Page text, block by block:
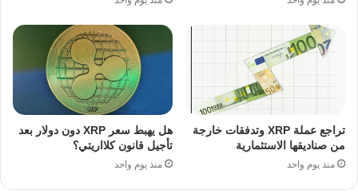
تراجع عملة XRP وتدفقات خارجة
من صناديقها الاستثمارية
منذ يوم واحد
هل يهبط سعر XRP دون دولار بعد
تأجيل قانون كلااريتي؟
منذ يوم واحد